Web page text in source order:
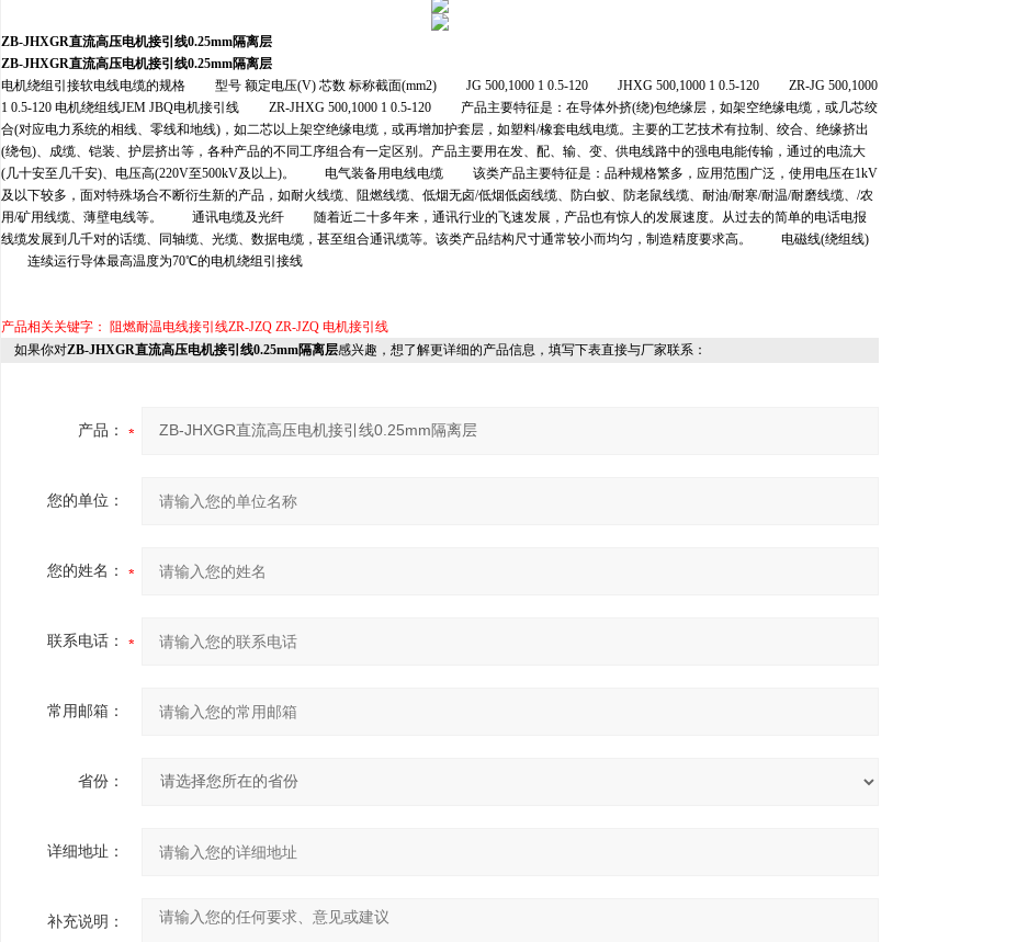
ZB-JHXGR直流高压电机接引线0.25mm隔离层
ZB-JHXGR直流高压电机接引线0.25mm隔离层
电机绕组引接软电线电缆的规格 型号 额定电压(V) 芯数 标称截面(mm2) JG 500,1000 1 0.5-120 JHXG 500,1000 1 0.5-120 ZR-JG 500,1000
1 0.5-120 电机绕组线JEM JBQ电机接引线 ZR-JHXG 500,1000 1 0.5-120 产品主要特征是：在导体外挤(绕)包绝缘层，如架空绝缘电缆，或几芯绞
合(对应电力系统的相线、零线和地线)，如二芯以上架空绝缘电缆，或再增加护套层，如塑料/橡套电线电缆。主要的工艺技术有拉制、绞合、绝缘挤出
(绕包)、成缆、铠装、护层挤出等，各种产品的不同工序组合有一定区别。产品主要用在发、配、输、变、供电线路中的强电电能传输，通过的电流大
(几十安至几千安)、电压高(220V至500kV及以上)。 电气装备用电线电缆 该类产品主要特征是：品种规格繁多，应用范围广泛，使用电压在1kV
及以下较多，面对特殊场合不断衍生新的产品，如耐火线缆、阻燃线缆、低烟无卤/低烟低卤线缆、防白蚁、防老鼠线缆、耐油/耐寒/耐温/耐磨线缆、/农
用/矿用线缆、薄壁电线等。 通讯电缆及光纤 随着近二十多年来，通讯行业的飞速发展，产品也有惊人的发展速度。从过去的简单的电话电报
线缆发展到几千对的话缆、同轴缆、光缆、数据电缆，甚至组合通讯缆等。该类产品结构尺寸通常较小而均匀，制造精度要求高。 电磁线(绕组线)
连续运行导体最高温度为70℃的电机绕组引接线
产品相关关键字： 阻燃耐温电线接引线ZR-JZQ ZR-JZQ 电机接引线
如果你对ZB-JHXGR直流高压电机接引线0.25mm隔离层感兴趣，想了解更详细的产品信息，填写下表直接与厂家联系：
产品：
您的单位：
您的姓名：
联系电话：
常用邮箱：
省份：
详细地址：
补充说明：